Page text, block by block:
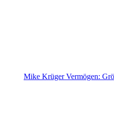
Mike Krüger Vermögen: